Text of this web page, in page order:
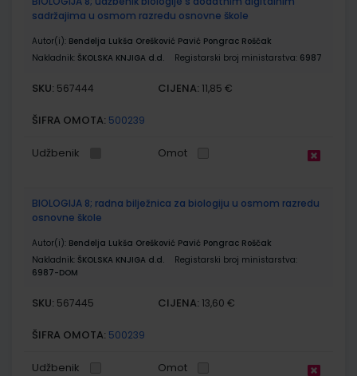
sadržajima u osmom razredu osnovne škole
Autor(i): Bendelja Lukša Orešković Pavić Pongrac Roščak
Nakladnik: ŠKOLSKA KNJIGA d.d. Registarski broj ministarstva: 6987
SKU: 567444 CIJENA: 11,85 €
ŠIFRA OMOTA: 500239
Udžbenik Omot
BIOLOGIJA 8; radna bilježnica za biologiju u osmom razredu
osnovne škole
Autor(i): Bendelja Lukša Orešković Pavić Pongrac Roščak
Nakladnik: ŠKOLSKA KNJIGA d.d.
Registarski broj ministarstva:
6987-DOM
SKU: 567445 CIJENA: 13,60 €
ŠIFRA OMOTA: 500239
Udžbenik Omot